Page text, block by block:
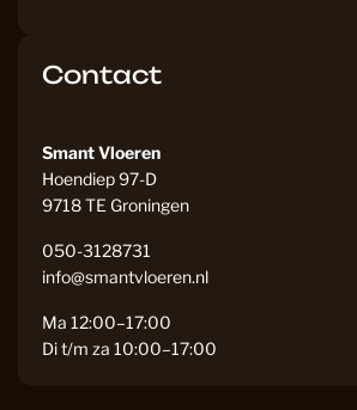
Contact
Smant Vloeren
Hoendiep 97-D
9718 TE Groningen
050-3128731
info@smantvloeren.nl
Ma 12:00–17:00
Di t/m za 10:00–17:00